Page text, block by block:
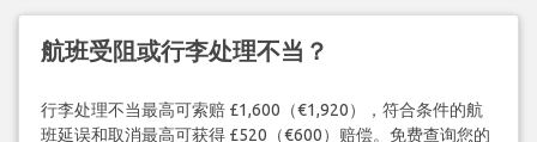
航班受阻或行李处理不当？
行李处理不当最高可索赔 £1,600（€1,920），符合条件的航
班延误和取消最高可获得 £520（€600）赔偿。免费查询您的